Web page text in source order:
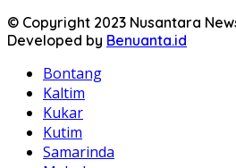
© Copyright 2023 Nusantara
Developed by Benuanta.id
Bontang
Kaltim
Kukar
Kutim
Samarinda